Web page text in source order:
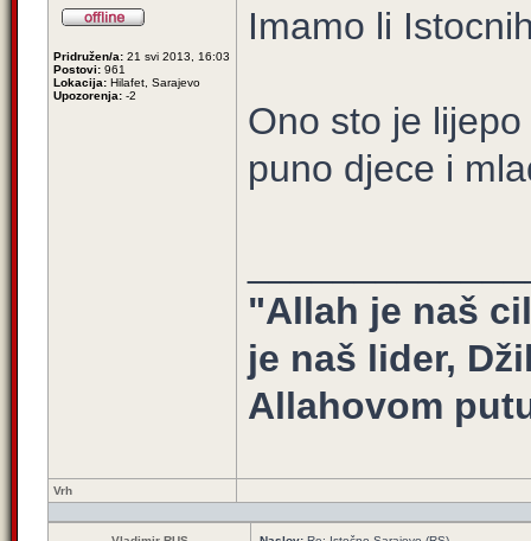
Pridružen/a: 21 svi 2013, 16:03
Postovi: 961
Lokacija: Hilafet, Sarajevo
Upozorenja: -2
Imamo li
Ono sto je
puno djece i
"Allah je naš
je naš lider,
Allahovom
Vrh